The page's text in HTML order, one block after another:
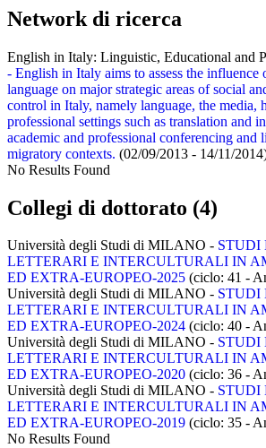
Network di ricerca
English in Italy: Linguistic, Educational and
- English in Italy aims to assess the influence
language on major strategic areas of social
control in Italy, namely language, the media,
professional settings such as translation and
academic and professional conferencing and
migratory contexts. (02/09/2013 - 14/11/
No Results Found
Collegi di dottorato (4)
Università degli Studi di MILANO - STUDI
LETTERARI E INTERCULTURALI IN
ED EXTRA-EUROPEO-2025 (ciclo: 41 -
Università degli Studi di MILANO - STUDI
LETTERARI E INTERCULTURALI IN
ED EXTRA-EUROPEO-2024 (ciclo: 40 -
Università degli Studi di MILANO - STUDI
LETTERARI E INTERCULTURALI IN
ED EXTRA-EUROPEO-2020 (ciclo: 36 -
Università degli Studi di MILANO - STUDI
LETTERARI E INTERCULTURALI IN
ED EXTRA-EUROPEO-2019 (ciclo: 35 -
No Results Found